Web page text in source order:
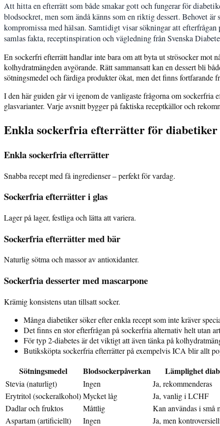
Att hitta en efterrätt som både smakar gott och fungerar för
blodsockret, men som ändå känns som en riktig dessert. Behovet
kompromissa med hälsan. Samtidigt visar sökningar att
samlas fakta, receptinspiration och vägledning från Svenska
En sockerfri efterrätt handlar inte bara om att byta ut strösocker mot
kolhydratmängden avgörande. Rätt sammansatt kan en dessert bli
sötningsmedel och färdiga produkter ökat, men det finns fortfarande
I den här guiden går vi igenom de vanligaste frågorna om sockerfria
glasvarianter. Varje avsnitt bygger på faktiska receptkällor och
Enkla sockerfria efterrätter för diabetiker
Enkla sockerfria efterrätter
Snabba recept med få ingredienser – perfekt för vardag.
Sockerfria efterrätter i glas
Lager på lager, festliga och lätta att variera.
Sockerfria efterrätter med bär
Naturlig sötma och massor av antioxidanter.
Sockerfria desserter med mascarpone
Krämig konsistens utan tillsatt socker.
Många diabetiker söker efter enkla recept som inte kräver
Det finns en stor efterfrågan på sockerfria alternativ helt utan
För typ 2-diabetes är det viktigt att även tänka på
Butiksköpta sockerfria efterrätter på exempelvis ICA blir allt
Sötningsmedel Blodsockerpåverkan Lämplighet
Stevia (naturligt) Ingen
Ja, rekommenderas
Erytritol (sockeralkohol)Mycket låg
Ja, vanlig i LCHF
Dadlar och fruktos
Måttlig
Kan användas i små
Aspartam (artificiellt)
Ingen Ja, men